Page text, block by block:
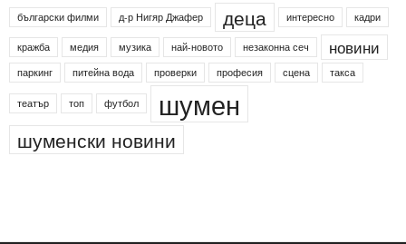
български филми
д-р Нигяр Джафер деца интересно кадри
кражба медия музика най-новото незаконна сеч новини
паркинг питейна вода проверки професия сцена такса
театър топ футбол шумен
шуменски новини